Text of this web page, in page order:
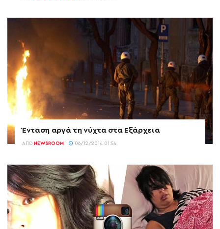
Ένταση αργά τη νύχτα στα Εξάρχεια
ΑΠΌ NEWSROOM 06/12/2014 01:54